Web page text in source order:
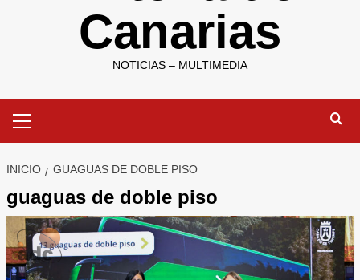
Canarias
NOTICIAS – MULTIMEDIA
primario
INICIO GUAGUAS DE DOBLE PISO
guaguas de doble piso